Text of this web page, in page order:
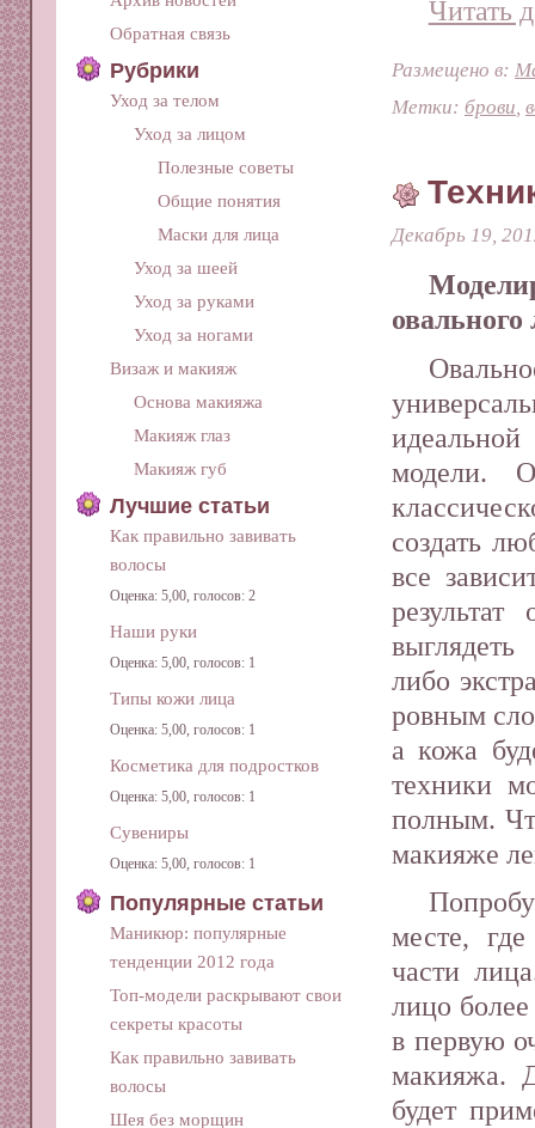
Читать
Размещено в:
Метки: брови,
Декабрь 19,
овального
модели.
создать
все
либо
ровным
а кожа
техники
полным.
макияже
месте,
части
лицо
в первую
макияжа.
будет
Обратная связь
Рубрики
Уход за телом
Уход за лицом
Полезные советы
Общие понятия
Маски для лица
Уход за шеей
Уход за руками
Уход за ногами
Визаж и макияж
Основа макияжа
Макияж глаз
Макияж губ
Лучшие статьи
Как правильно завивать
волосы
Оценка: 5,00, голосов: 2
Наши руки
Оценка: 5,00, голосов: 1
Типы кожи лица
Оценка: 5,00, голосов: 1
Косметика для подростков
Оценка: 5,00, голосов: 1
Сувениры
Оценка: 5,00, голосов: 1
Популярные статьи
Маникюр: популярные
тенденции 2012 года
Топ-модели раскрывают свои
секреты красоты
Как правильно завивать
волосы
Шея без морщин